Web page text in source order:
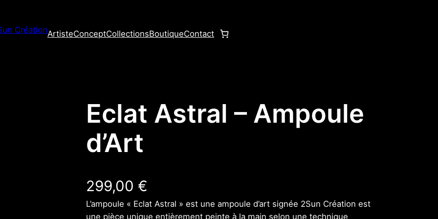
ArtisteConceptCollectionsBoutiqueContact
Eclat Astral – Ampoule
d’Art
299,00 €
L’ampoule « Eclat Astral » est une ampoule d’art signée 2Sun Création est
une pièce unique entièrement peinte à la main selon une technique